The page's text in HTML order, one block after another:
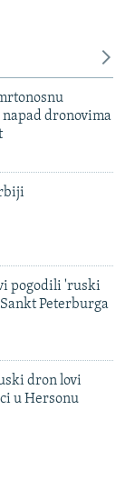
dronovima
pogodili 'ruski
Peterburga
dron lovi
u Hersonu